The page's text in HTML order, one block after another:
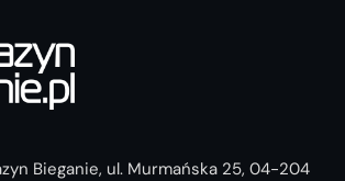
Bieganie, ul. Murmańska 25, 04-204